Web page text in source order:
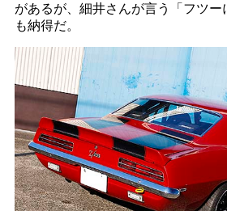
があるが、細井さんが言う「フツ
も納得だ。